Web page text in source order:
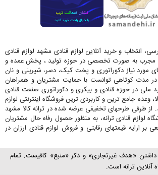
انتخاب و خرید آنلاین لوازم قنادی مشهد لوازم قنادی
از سال 1393 با کادری مجرب به صورت تخصصی در حوزه تولید ، پخش عمده و
مورد نیاز دکوراتوری و پخت کیک، دسر، شیرینی و نان
در مدت کوتاهی توانست با حمایت مشتریان و همراهان
در حوزه قنادی و بیکری و دکوراتوری صنعت قنادی
وعده جامع ترین و کاربردی ترین فروشگاه اینترنتی لوازم
از طرفی طرحهای تخفیفی عرضه شده در ترانه کالا مشهد
لوازم قنادی ترانه، به منظور حصول رفاه حال مشتریان
ارایه قیمتهای رقابتی و فروش لوازم قنادی ارزان در
داشتن «هدف غیرتجاری» و ذکر «منبع» کافیست. تمام
ترانه است.